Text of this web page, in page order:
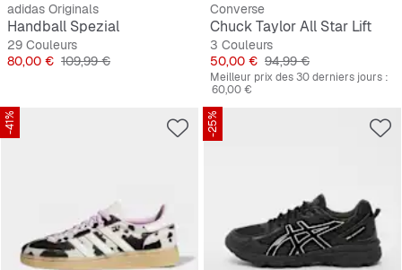
adidas Originals
Handball Spezial
29 Couleurs
Prix
80,00 € Prix original
109,99 €
Converse
Chuck Taylor All Star Lift
3 Couleurs
Prix
50,00 € Prix original
94,99 €
Meilleur prix des 30 derniers jours :
60,00 €
-41% -25%